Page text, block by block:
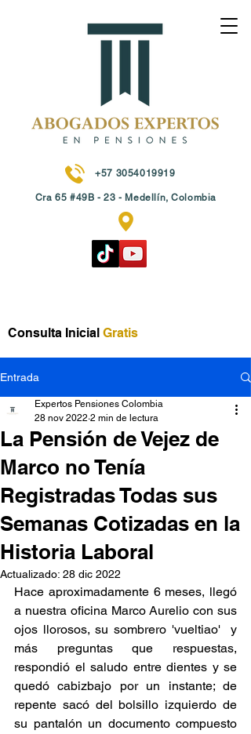
+57 3054019919
Consulta Inicial Gratis
Cra 65 #49B - 23 - Medellín, Colombia
Entrada
La Pensión de Vejez de
Marco no Tenía
Registradas Todas sus
Semanas Cotizadas en la
Historia Laboral
Expertos Pensiones Colombia
28 nov 2022 2 min de lectura
Actualizado: 28 dic 2022
Hace aproximadamente 6 meses, llegó
a nuestra oficina Marco Aurelio con sus
ojos llorosos, su sombrero 'vueltiao'  y
más preguntas que respuestas,
respondió el saludo entre dientes y se
quedó cabizbajo por un instante; de
repente sacó del bolsillo izquierdo de
su pantalón un documento compuesto